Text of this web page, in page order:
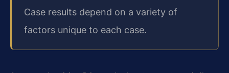
Case results depend on a variety of
factors unique to each case.